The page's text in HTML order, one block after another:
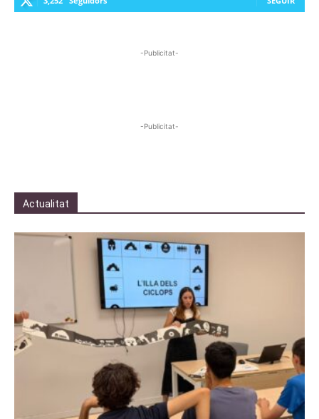
-Publicitat-
-Publicitat-
Actualitat